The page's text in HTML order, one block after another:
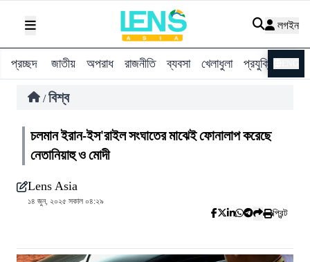
লগইন
প্রচ্ছদ জাতীয় অপরাধ রাজনীতি ব্যবসা খেলাধুলা প্রযুক্তি
/ বিশ্ব
চলমান ইরান-ইস'রাইল সংঘাতের মাঝেই ফোনালাপ করেছে
নেতানিয়াহু ও মোদী
Lens Asia
১৪ জুন, ২০২৫ সকাল ০৪:২৯
প্রিন্ট